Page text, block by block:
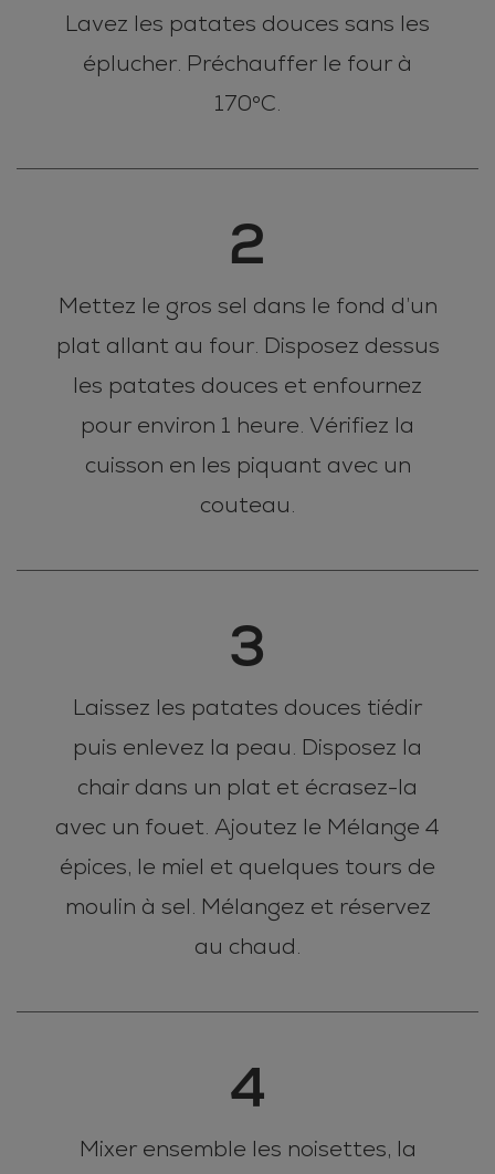
Lavez les patates douces sans les
éplucher. Préchauffer le four à
170°C.
2
Mettez le gros sel dans le fond d’un
plat allant au four. Disposez dessus
les patates douces et enfournez
pour environ 1 heure. Vérifiez la
cuisson en les piquant avec un
couteau.
3
Laissez les patates douces tiédir
puis enlevez la peau. Disposez la
chair dans un plat et écrasez-la
avec un fouet. Ajoutez le Mélange 4
épices, le miel et quelques tours de
moulin à sel. Mélangez et réservez
au chaud.
4
Mixer ensemble les noisettes, la